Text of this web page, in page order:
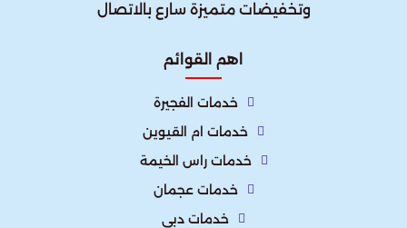
وتخفيضات متميزة سارع بالاتصال
اهم القوائم
خدمات الفجيرة
خدمات ام القيوين
خدمات راس الخيمة
خدمات عجمان
خدمات دبي